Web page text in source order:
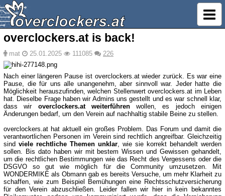
overclockers.at is back!
mat 25.01.2025 111085 226
Nach einer längeren Pause ist overclockers.at wieder zurück. Es war eine
Pause, die für uns alle unangenehm, aber sinnvoll war. Jeder hatte die
Möglichkeit herauszufinden, welchen Stellenwert overclockers.at im Leben
hat. Dieselbe Frage haben wir Admins uns gestellt und es war schnell klar,
dass wir overclockers.at weiterführenwollen, es jedoch einigen
Änderungen bedarf, um den Verein auf nachhaltig stabile Beine zu stellen.
overclockers.at hat aktuell ein großes Problem. Das Forum und damit die
verantwortlichen Personen im Verein sind rechtlich angreifbar. Gleichzeitig
sind viele rechtliche Themen unklar , wie sie korrekt behandelt werden
sollen. Bis dato haben wir mit bestem Wissen und Gewissen gehandelt,
um die rechtlichen Bestimmungen wie das Recht des Vergessens oder die
DSGVO so gut wie möglich für die Community umzusetzen. Mit
WONDERMIKE als Obmann gab es bereits Versuche, um mehr Klarheit zu
schaffen, wie zum Beispiel Bemühungen eine Rechtsschutzversicherung
für den Verein abzuschließen. Leider fallen wir hier in kein bekanntes